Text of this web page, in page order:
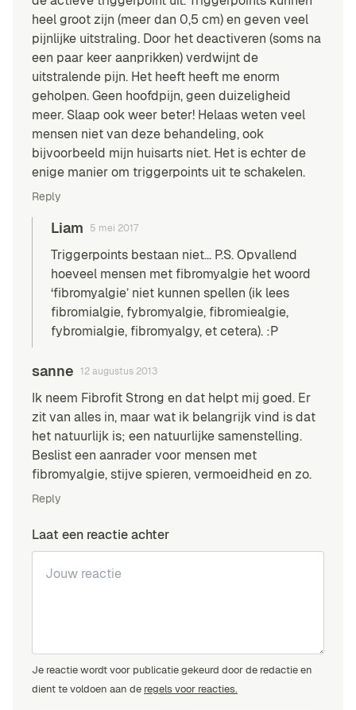
heel groot zijn (meer dan 0,5 cm) en geven veel
pijnlijke uitstraling. Door het deactiveren (soms na
een paar keer aanprikken) verdwijnt de
uitstralende pijn. Het heeft heeft me enorm
geholpen. Geen hoofdpijn, geen duizeligheid
meer. Slaap ook weer beter! Helaas weten veel
mensen niet van deze behandeling, ook
bijvoorbeeld mijn huisarts niet. Het is echter de
enige manier om triggerpoints uit te schakelen.
Reply
Liam 5 mei 2017
Triggerpoints bestaan niet… P.S. Opvallend
hoeveel mensen met fibromyalgie het woord
‘fibromyalgie’ niet kunnen spellen (ik lees
fibromialgie, fybromyalgie, fibromiealgie,
fybromialgie, fibromyalgy, et cetera). :P
sanne 12 augustus 2013
Ik neem Fibrofit Strong en dat helpt mij goed. Er
zit van alles in, maar wat ik belangrijk vind is dat
het natuurlijk is; een natuurlijke samenstelling.
Beslist een aanrader voor mensen met
fibromyalgie, stijve spieren, vermoeidheid en zo.
Reply
Laat een reactie achter
Je reactie wordt voor publicatie gekeurd door de redactie en
dient te voldoen aan de regels voor reacties.